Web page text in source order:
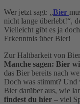
Wer jetzt sagt: „Bier
nicht lange überlebt!“,
Vielleicht gibt es ja
Erkenntnis über Bier!
Zur Haltbarkeit von
Manche sagen: Bier
das Bier bereits nach
Doch was stimmt? Und
Bier darüber aus, wie
findest du hier – viel